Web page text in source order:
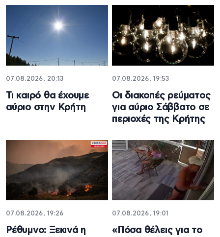
07.08.2026, 20:13
Τι καιρό θα έχουμε
αύριο στην Κρήτη
07.08.2026, 19:53
Οι διακοπές ρεύματος
για αύριο Σάββατο σε
περιοχές της Κρήτης
07.08.2026, 19:26
Ρέθυμνο: Ξεκινά η
07.08.2026, 19:01
«Πόσα θέλεις για το